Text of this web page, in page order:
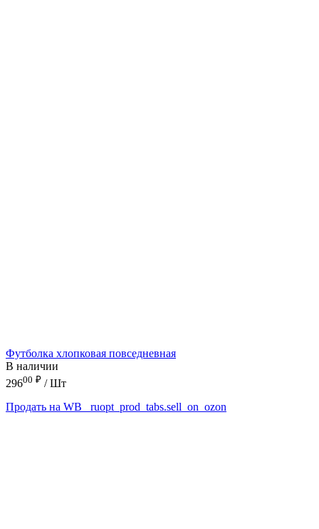
Футболка хлопковая повседневная
В наличии
29600 ₽ / Шт
Продать на WB
_ruopt_prod_tabs.sell_on_ozon